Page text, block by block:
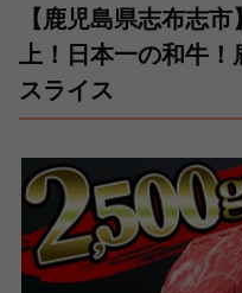
【鹿児島県志布志
上！日本一の和牛
スライス